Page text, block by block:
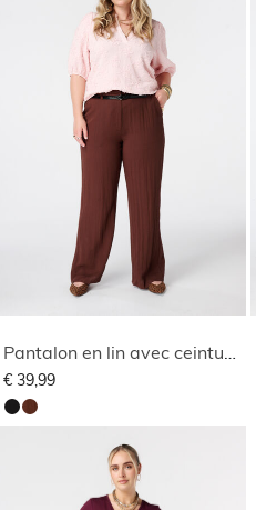
Pantalon en lin avec ceinture
€ 39,99